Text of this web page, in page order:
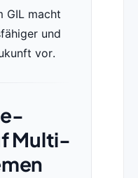
GIL macht
und
vor.
Multi-